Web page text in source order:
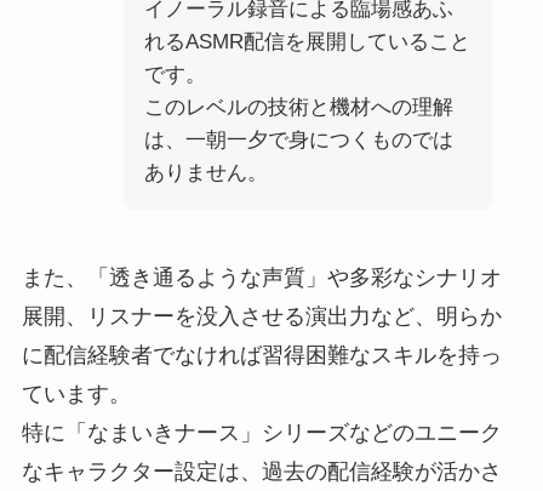
イノーラル録音による臨場感あふ
れるASMR配信を展開していること
です。
このレベルの技術と機材への理解
は、一朝一夕で身につくものでは
ありません。
また、「透き通るような声質」や多彩なシナリオ
展開、リスナーを没入させる演出力など、明らか
に配信経験者でなければ習得困難なスキルを持っ
ています。
特に「なまいきナース」シリーズなどのユニーク
なキャラクター設定は、過去の配信経験が活かさ